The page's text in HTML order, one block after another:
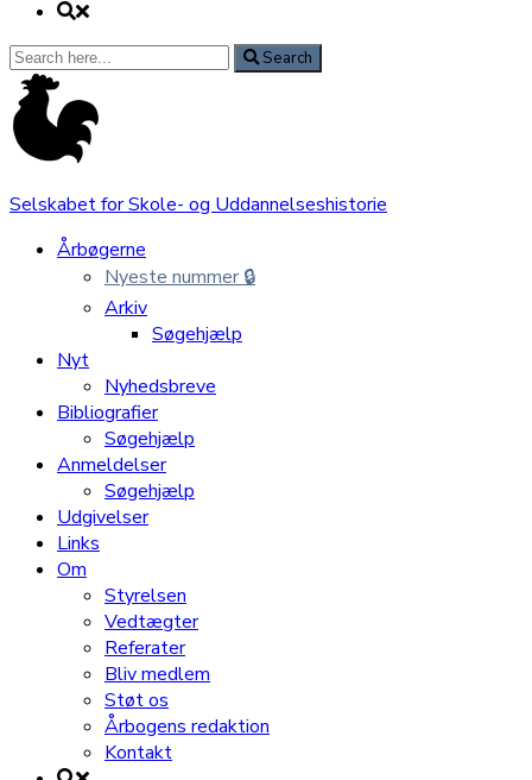
Search
for:
Search
Selskabet for Skole- og Uddannelseshistorie
Årbøgerne
Nyeste nummer 🔒
Arkiv
Søgehjælp
Nyt
Nyhedsbreve
Bibliografier
Søgehjælp
Anmeldelser
Søgehjælp
Udgivelser
Links
Om
Styrelsen
Vedtægter
Referater
Bliv medlem
Støt os
Årbogens redaktion
Kontakt